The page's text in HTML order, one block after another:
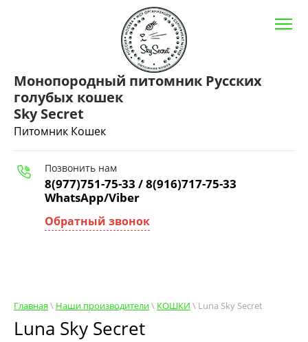
Монопородный питомник Русских
голубых кошек
Sky Secret
Питомник Кошек
Позвонить нам
8(977)751-75-33 / 8(916)717-75-33
WhatsApp/Viber
Обратный звонок
Главная \ Наши производители\ КОШКИ \ Luna Sky Secret
Luna Sky Secret